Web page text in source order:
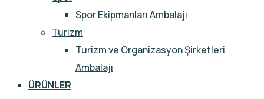
Spor Ekipmanları Ambalajı
Turizm
Turizm ve Organizasyon Şirketleri
Ambalajı
ÜRÜNLER